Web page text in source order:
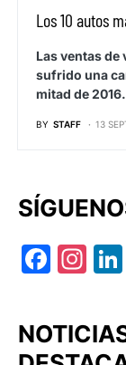
Los 10 autos
Las ventas de
sufrido una
mitad de
BY STAFF 13